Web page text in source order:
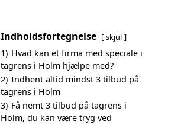
Indholdsfortegnelse skjul
1) Hvad kan et firma med speciale i
tagrens i Holm hjælpe med?
2) Indhent altid mindst 3 tilbud på
tagrens i Holm
3) Få nemt 3 tilbud på tagrens i
Holm, du kan være tryg ved